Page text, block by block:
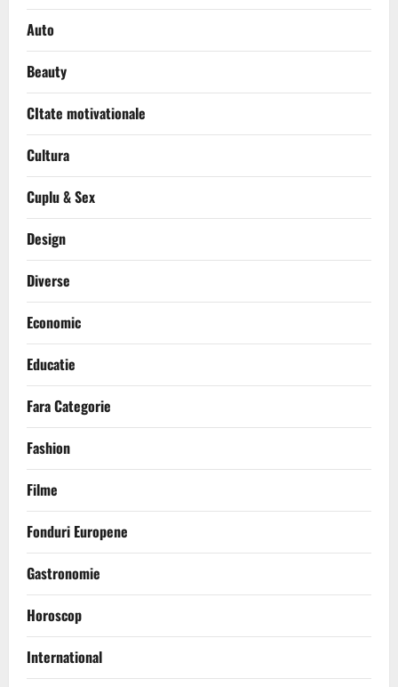
Auto
Beauty
CItate motivationale
Cultura
Cuplu & Sex
Design
Diverse
Economic
Educatie
Fara Categorie
Fashion
Filme
Fonduri Europene
Gastronomie
Horoscop
International